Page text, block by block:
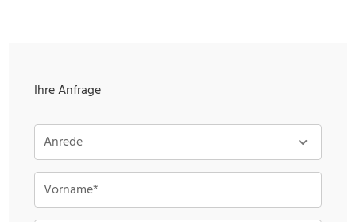
Ihre Anfrage
Anrede
Vorname*